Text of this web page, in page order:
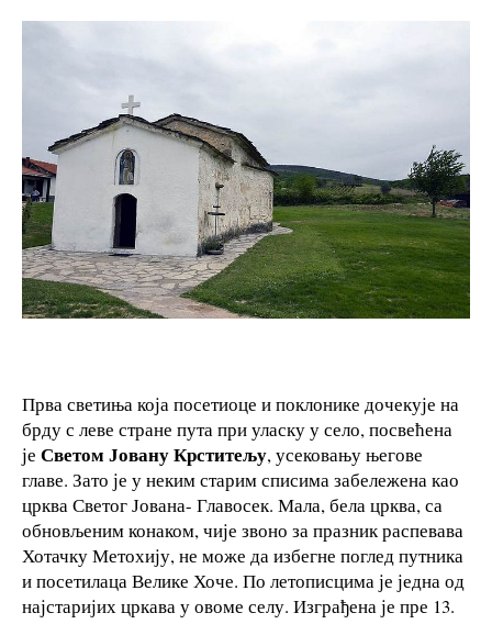
Прва светиња која посетиоце и поклонике дочекује на
брду с леве стране пута при уласку у село, посвећена
је Светом Јовану Крститељу, усековању његове
главе. Зато је у неким старим списима забележена као
црква Светог Јована- Главосек. Мала, бела црква, са
обновљеним конаком, чије звоно за празник распевава
Хотачку Метохију, не може да избегне поглед путника
и посетилаца Велике Хоче. По летописцима је једна од
најстаријих цркава у овоме селу. Изграђена је пре 13.